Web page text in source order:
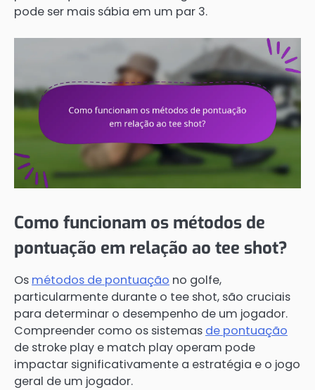
pode ser mais sábia em um par 3.
Como funcionam os métodos de
pontuação em relação ao tee shot?
Os métodos de pontuação no golfe,
particularmente durante o tee shot, são cruciais
para determinar o desempenho de um jogador.
Compreender como os sistemas de pontuação
de stroke play e match play operam pode
impactar significativamente a estratégia e o jogo
geral de um jogador.